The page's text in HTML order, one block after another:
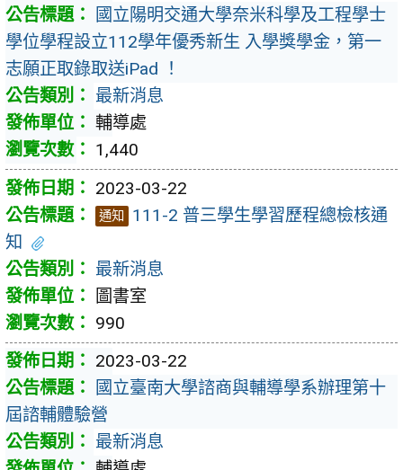
國立陽明交通大學奈米科學及工程學士
學位學程設立112學年優秀新生 入學獎學金，第一
志願正取錄取送iPad ！
最新消息
輔導處
1,440
2023-03-22
通知
111-2 普三學生學習歷程總檢核通
知
最新消息
圖書室
990
2023-03-22
國立臺南大學諮商與輔導學系辦理第十
屆諮輔體驗營
最新消息